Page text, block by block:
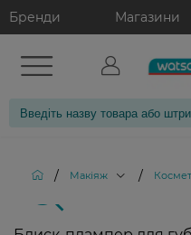
Бренди Магазини
/ Макіяж /